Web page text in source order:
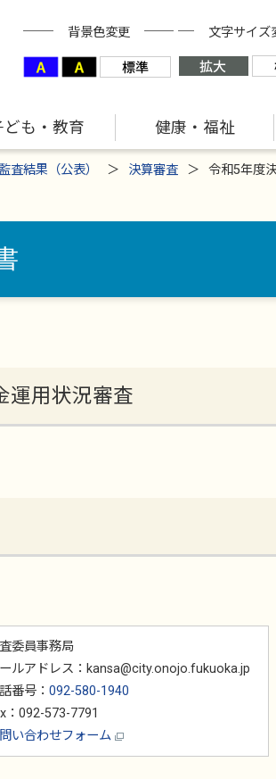
背景色変更 文字サイズ
ども・教育 健康・福祉
査結果（公表） 決算審査 令和5年度
運用状況審査
委員事務局
ルアドレス：kansa@city.onojo.fukuoka.jp
番号： 092-580-1940
：092-573-7791
い合わせフォーム